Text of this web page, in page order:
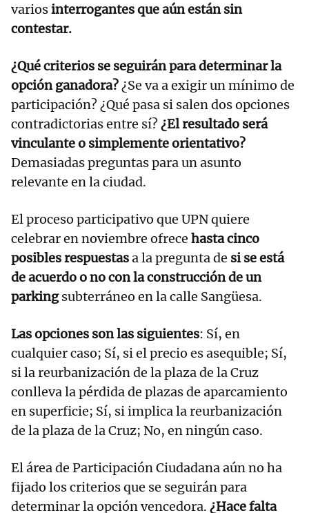
variosinterrogantes que aún están sin
contestar.
¿Qué criterios se seguirán para determinar la
opción ganadora?¿Se va a exigir un mínimo de
participación? ¿Qué pasa si salen dos opciones
contradictorias entre sí?¿El resultado será
vinculante o simplemente orientativo?
Demasiadas preguntas para un asunto
relevante en la ciudad.
El proceso participativo que UPN quiere
celebrar en noviembre ofrece hasta cinco
posibles respuestasa la pregunta de si se está
de acuerdo o no con la construcción de un
parkingsubterráneo en la calle Sangüesa.
Las opciones son las siguientes: Sí, en
cualquier caso; Sí, si el precio es asequible; Sí,
si la reurbanización de la plaza de la Cruz
conlleva la pérdida de plazas de aparcamiento
en superficie; Sí, si implica la reurbanización
de la plaza de la Cruz; No, en ningún caso.
El área de Participación Ciudadana aún no ha
fijado los criterios que se seguirán para
determinar la opción vencedora. ¿Hace falta